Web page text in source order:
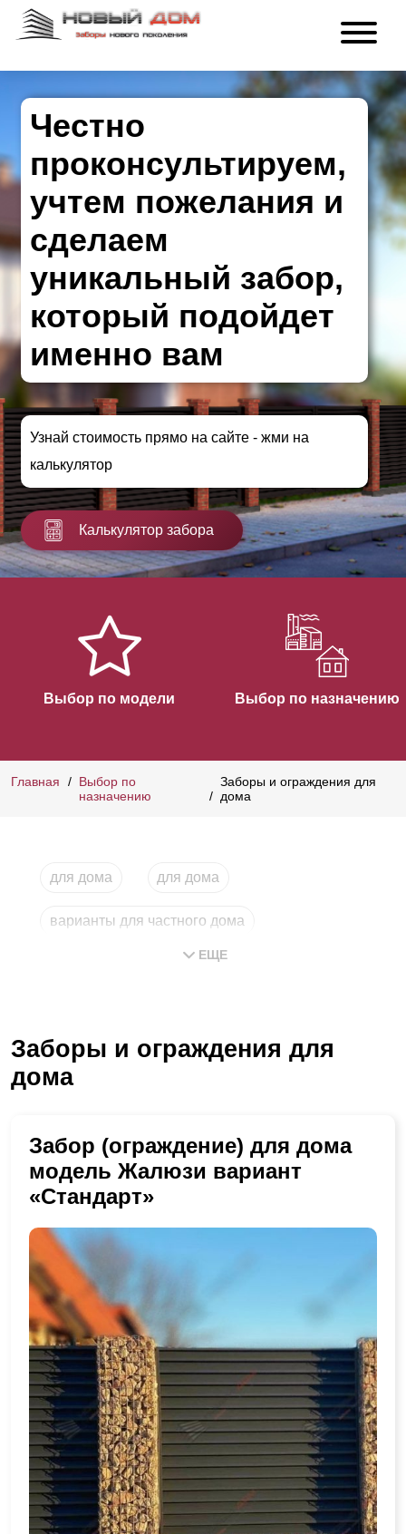
Честно
проконсультируем,
учтем пожелания и
сделаем
уникальный забор,
который подойдет
именно вам
Узнай стоимость прямо на сайте - жми на
калькулятор
Калькулятор забора
Выбор по модели Выбор по назначению
Главная
Выбор по
назначению
Заборы и ограждения для
дома
для дома для дома
варианты для частного дома
лицевой частного дома
купить для дома
ЕЩЕ
Заборы и ограждения для
дома
Забор (ограждение) для дома
модель Жалюзи вариант
«Стандарт»